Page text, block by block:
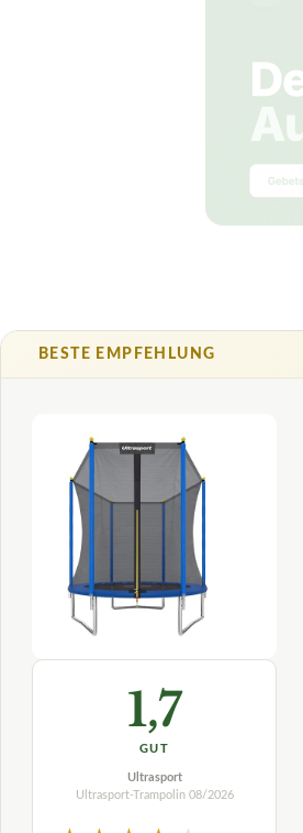
BESTE EMPFEHLUNG
1,7
GUT
Ultrasport
Ultrasport-Trampolin 08/2026